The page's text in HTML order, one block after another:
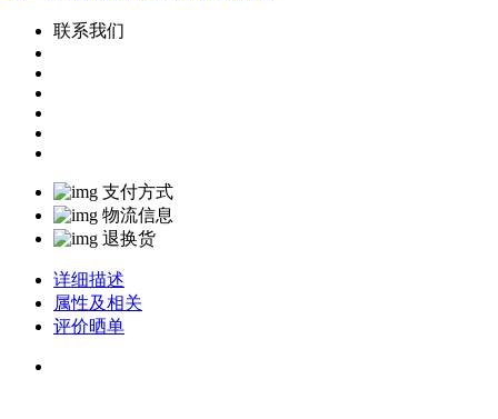
联系我们
支付方式
物流信息
退换货
详细描述
属性及相关
评价晒单